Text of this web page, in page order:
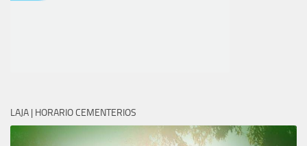
LAJA | HORARIO CEMENTERIOS